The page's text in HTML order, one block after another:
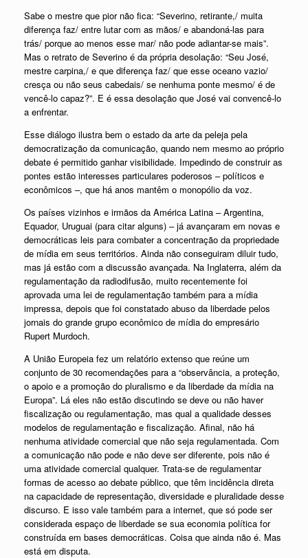
Sabe o mestre que pior não fica: “Severino, retirante,/ muita
diferença faz/ entre lutar com as mãos/ e abandoná-las para
trás/ porque ao menos esse mar/ não pode adiantar-se mais”.
Mas o retrato de Severino é da própria desolação: “Seu José,
mestre carpina,/ e que diferença faz/ que esse oceano vazio/
cresça ou não seus cabedais/ se nenhuma ponte mesmo/ é de
vencê-lo capaz?”. E é essa desolação que José vai convencê-lo
a enfrentar.
Esse diálogo ilustra bem o estado da arte da peleja pela
democratização da comunicação, quando nem mesmo ao próprio
debate é permitido ganhar visibilidade. Impedindo de construir as
pontes estão interesses particulares poderosos – políticos e
econômicos –, que há anos mantêm o monopólio da voz.
Os países vizinhos e irmãos da América Latina – Argentina,
Equador, Uruguai (para citar alguns) – já avançaram em novas e
democráticas leis para combater a concentração da propriedade
de mídia em seus territórios. Ainda não conseguiram diluir tudo,
mas já estão com a discussão avançada. Na Inglaterra, além da
regulamentação da radiodifusão, muito recentemente foi
aprovada uma lei de regulamentação também para a mídia
impressa, depois que foi constatado abuso da liberdade pelos
jornais do grande grupo econômico de mídia do empresário
Rupert Murdoch.
A União Europeia fez um relatório extenso que reúne um
conjunto de 30 recomendações para a “observância, a proteção,
o apoio e a promoção do pluralismo e da liberdade da mídia na
Europa”. Lá eles não estão discutindo se deve ou não haver
fiscalização ou regulamentação, mas qual a qualidade desses
modelos de regulamentação e fiscalização. Afinal, não há
nenhuma atividade comercial que não seja regulamentada. Com
a comunicação não pode e não deve ser diferente, pois não é
uma atividade comercial qualquer. Trata-se de regulamentar
formas de acesso ao debate público, que têm incidência direta
na capacidade de representação, diversidade e pluralidade desse
discurso. E isso vale também para a internet, que só pode ser
considerada espaço de liberdade se sua economia política for
construída em bases democráticas. Coisa que ainda não é. Mas
está em disputa.